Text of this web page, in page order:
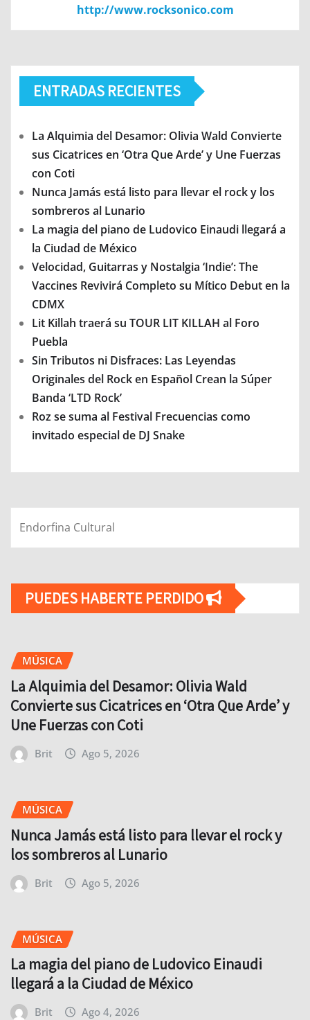
http://www.rocksonico.com
ENTRADAS RECIENTES
La Alquimia del Desamor: Olivia Wald Convierte
sus Cicatrices en ‘Otra Que Arde’ y Une Fuerzas
con Coti
Nunca Jamás está listo para llevar el rock y los
sombreros al Lunario
La magia del piano de Ludovico Einaudi llegará a
la Ciudad de México
Velocidad, Guitarras y Nostalgia ‘Indie’: The
Vaccines Revivirá Completo su Mítico Debut en la
CDMX
Lit Killah traerá su TOUR LIT KILLAH al Foro
Puebla
Sin Tributos ni Disfraces: Las Leyendas
Originales del Rock en Español Crean la Súper
Banda ‘LTD Rock’
Roz se suma al Festival Frecuencias como
invitado especial de DJ Snake
Endorfina Cultural
PUEDES HABERTE PERDIDO
MÚSICA
La Alquimia del Desamor: Olivia Wald
Convierte sus Cicatrices en ‘Otra Que Arde’ y
Une Fuerzas con Coti
Brit Ago 5, 2026
MÚSICA
Nunca Jamás está listo para llevar el rock y
los sombreros al Lunario
Brit Ago 5, 2026
MÚSICA
La magia del piano de Ludovico Einaudi
llegará a la Ciudad de México
Brit Ago 4, 2026